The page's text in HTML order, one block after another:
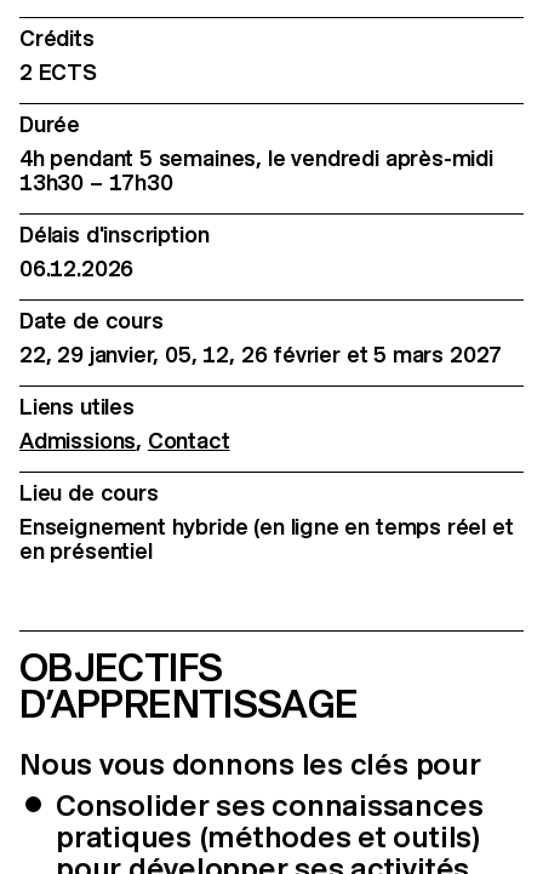
Crédits
2 ECTS
Durée
4h pendant 5 semaines, le vendredi après-midi
13h30 – 17h30
Délais d'inscription
06.12.2026
Date de cours
22, 29 janvier, 05, 12, 26 février et 5 mars 2027
Liens utiles
Admissions, Contact
Lieu de cours
Enseignement hybride (en ligne en temps réel et
en présentiel
OBJECTIFS
D’APPRENTISSAGE
Nous vous donnons les clés pour
​​​​​​Consolider ses connaissances
pratiques (méthodes et outils)